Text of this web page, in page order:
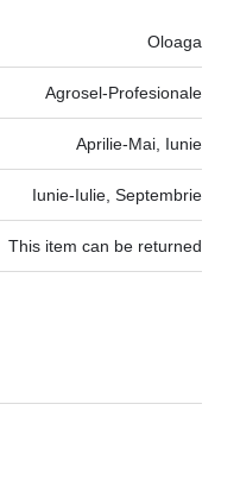
Oloaga
Agrosel-Profesionale
Aprilie-Mai, Iunie
Iunie-Iulie, Septembrie
This item can be returned